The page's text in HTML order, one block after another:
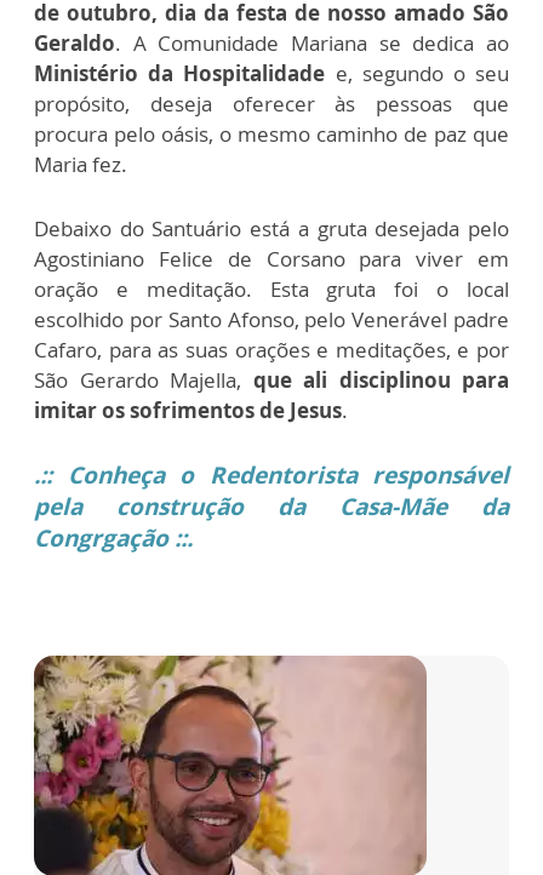
de outubro, dia da festa de nosso amado São
Geraldo. A Comunidade Mariana se dedica ao
Ministério da Hospitalidade e, segundo o seu
propósito, deseja oferecer às pessoas que
procura pelo oásis, o mesmo caminho de paz que
Maria fez.
Debaixo do Santuário está a gruta desejada pelo
Agostiniano Felice de Corsano para viver em
oração e meditação. Esta gruta foi o local
escolhido por Santo Afonso, pelo Venerável padre
Cafaro, para as suas orações e meditações, e por
São Gerardo Majella, que ali disciplinou para
imitar os sofrimentos de Jesus.
.:: Conheça o Redentorista responsável
pela construção da Casa-Mãe da
Congrgação ::.